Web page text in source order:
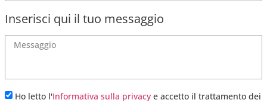
Inserisci qui il tuo messaggio
Ho letto l'Informativa sulla privacy e accetto il trattamento dei